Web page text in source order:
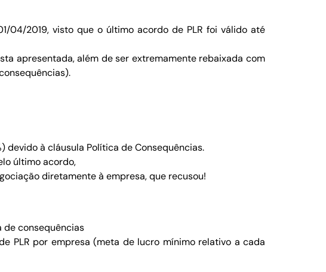
04/2019, visto que o último acordo de PLR foi válido até
apresentada, além de ser extremamente rebaixada com
devido à cláusula Política de Consequências.
último acordo,
diretamente à empresa, que recusou!
de consequências
PLR por empresa (meta de lucro mínimo relativo a cada